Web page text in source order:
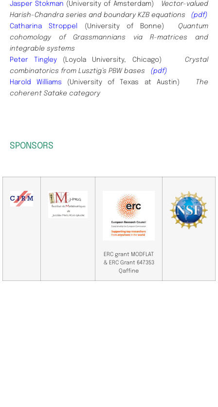
Jasper Stokman (University of Amsterdam)
Vector-valued
Harish-Chandra series and boundary KZB equations (pdf)
Catharina Stroppel (University of Bonne)Quantum
cohomology of Grassmannians via R-matrices and
integrable systems
Peter Tingley (Loyola University, Chicago)
Crystal
combinatorics from Lusztig’s PBW bases (pdf)
Harold Williams (University of Texas at Austin)
The
coherent Satake category
SPONSORS
ERC grant MODFLAT
& ERC Grant 647353
Qaffine